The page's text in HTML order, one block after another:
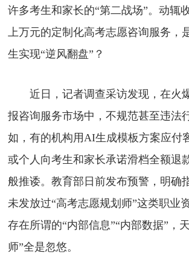
许多考生和家长的“第二战场”。动辄
上万元的定制化高考志愿咨询服务，
生实现“逆风翻盘”？
近日，记者调查采访发现，在火
报咨询服务市场中，不规范甚至违法
如，有的机构用AI生成模板方案应付
或个人向考生和家长承诺滑档全额退
般推诿。教育部日前发布预警，明确
未发放过“高考志愿规划师”这类职业
存在所谓的“内部信息”“内部数据”，
师”全是忽悠。